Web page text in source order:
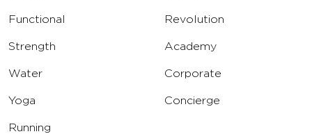
Functional
Strength
Water
Yoga
Running
Revolution
Academy
Corporate
Concierge